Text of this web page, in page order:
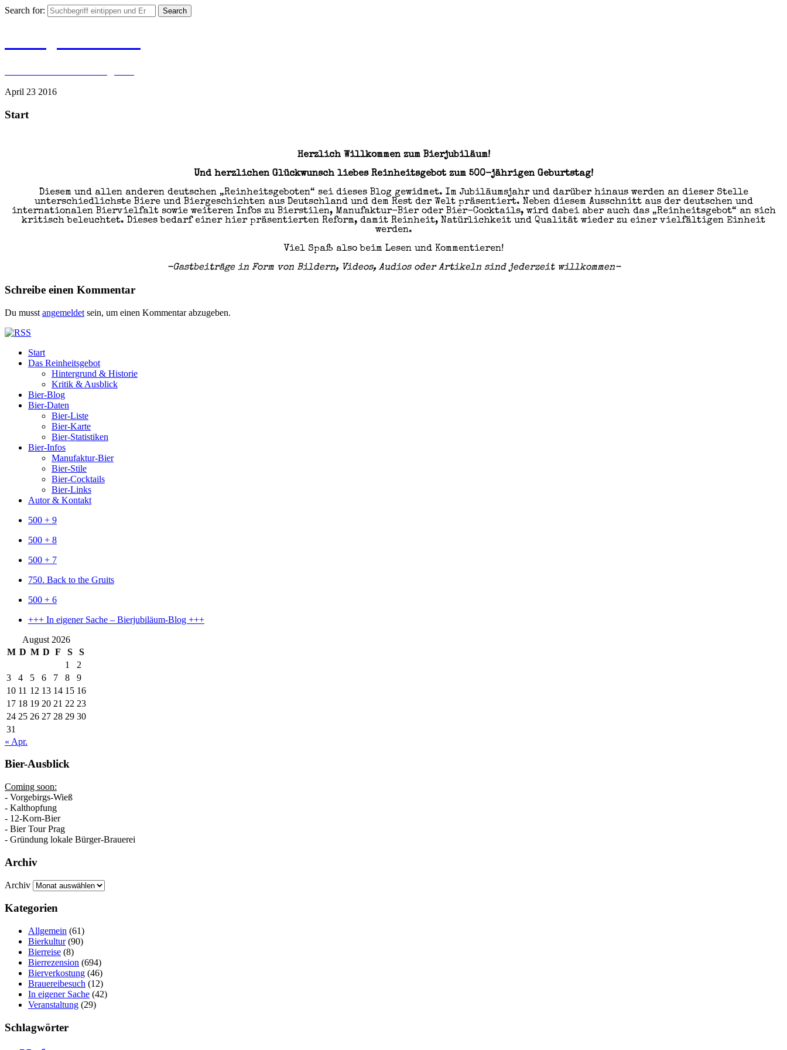
Search for:
BIER|JUBILÄUM
April 23 2016
Start
Herzlich Willkommen zum Bierjubiläum!
Und herzlichen Glückwunsch liebes Reinheitsgebot zum 500-jährigen Geburtstag!
Diesem und allen anderen deutschen „Reinheitsgeboten“ sei dieses Blog gewidmet. Im Jubiläumsjahr und darüber hinaus werden an dieser Stelle
unterschiedlichste Biere und Biergeschichten aus Deutschland und dem Rest der Welt präsentiert. Neben diesem Ausschnitt aus der deutschen und
internationalen Biervielfalt sowie weiteren Infos zu Bierstilen, Manufaktur-Bier oder Bier-Cocktails, wird dabei aber auch das „Reinheitsgebot“ an sich
kritisch beleuchtet. Dieses bedarf einer hier präsentierten Reform, damit Reinheit, Natürlichkeit und Qualität wieder zu einer vielfältigen Einheit
werden.
Viel Spaß also beim Lesen und Kommentieren!
-Gastbeiträge in Form von Bildern, Videos, Audios oder Artikeln sind jederzeit willkommen-
Schreibe einen Kommentar
Du musst angemeldet sein, um einen Kommentar abzugeben.
Start
Das Reinheitsgebot
Hintergrund & Historie
Kritik & Ausblick
Bier-Blog
Bier-Daten
Bier-Liste
Bier-Karte
Bier-Statistiken
Bier-Infos
Manufaktur-Bier
Bier-Stile
Bier-Cocktails
Bier-Links
Autor & Kontakt
500 + 9
500 + 8
500 + 7
750. Back to the Gruits
500 + 6
+++ In eigener Sache – Bierjubiläum-Blog +++
August 2026
M D M D F S
S
1
2
3
4 5 6 7 8
9
10 11 12 13 14 15 16
17 18 19 20 21 22 23
24 25 26 27 28 29 30
31
« Apr.
Bier-Ausblick
Coming soon:
- Vorgebirgs-Wieß
- Kalthopfung
- 12-Korn-Bier
- Bier Tour Prag
- Gründung lokale Bürger-Brauerei
Archiv
Archiv
Kategorien
Allgemein (61)
Bierkultur(90)
Bierreise (8)
Bierrezension (694)
Bierverkostung (46)
Brauereibesuch (12)
In eigener Sache (42)
Veranstaltung (29)
Schlagwörter